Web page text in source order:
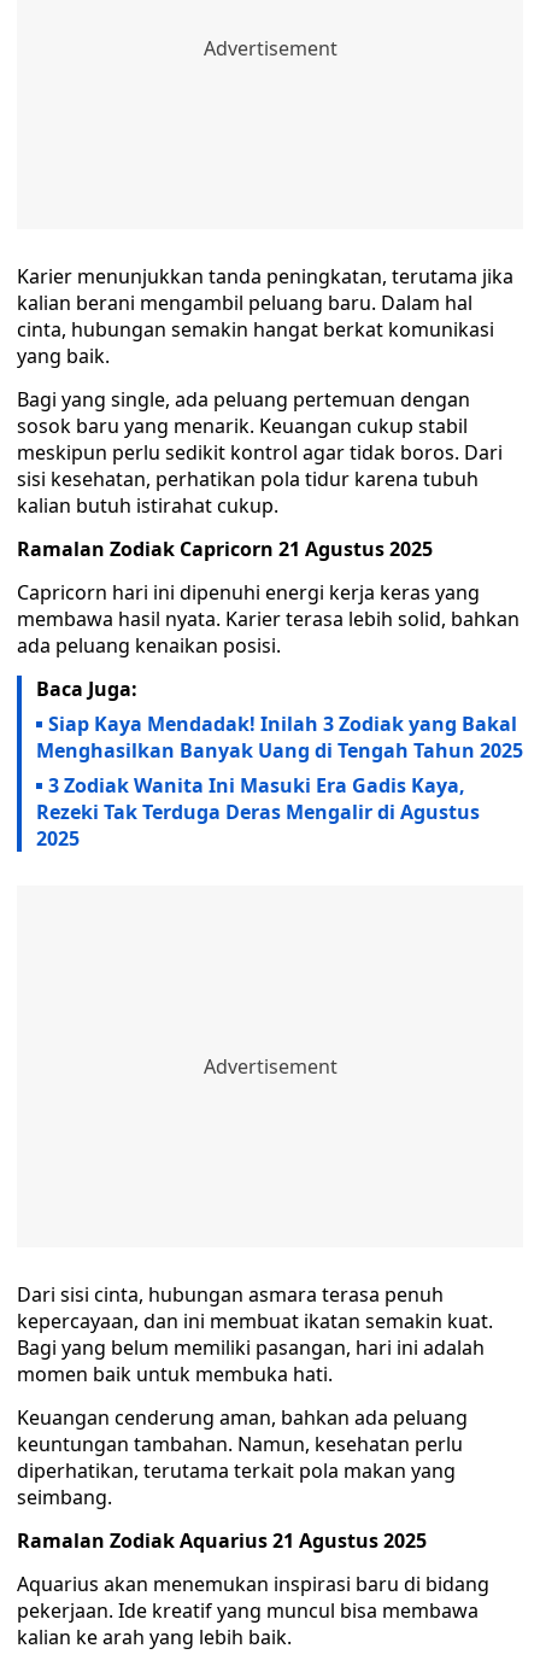
Karier menunjukkan tanda peningkatan, terutama jika
kalian berani mengambil peluang baru. Dalam hal
cinta, hubungan semakin hangat berkat komunikasi
yang baik.
Bagi yang single, ada peluang pertemuan dengan
sosok baru yang menarik. Keuangan cukup stabil
meskipun perlu sedikit kontrol agar tidak boros. Dari
sisi kesehatan, perhatikan pola tidur karena tubuh
kalian butuh istirahat cukup.
Ramalan Zodiak Capricorn 21 Agustus 2025
Capricorn hari ini dipenuhi energi kerja keras yang
membawa hasil nyata. Karier terasa lebih solid, bahkan
ada peluang kenaikan posisi.
Baca Juga:
Siap Kaya Mendadak! Inilah 3 Zodiak yang Bakal
Menghasilkan Banyak Uang di Tengah Tahun 2025
3 Zodiak Wanita Ini Masuki Era Gadis Kaya,
Rezeki Tak Terduga Deras Mengalir di Agustus
2025
Dari sisi cinta, hubungan asmara terasa penuh
kepercayaan, dan ini membuat ikatan semakin kuat.
Bagi yang belum memiliki pasangan, hari ini adalah
momen baik untuk membuka hati.
Keuangan cenderung aman, bahkan ada peluang
keuntungan tambahan. Namun, kesehatan perlu
diperhatikan, terutama terkait pola makan yang
seimbang.
Ramalan Zodiak Aquarius 21 Agustus 2025
Aquarius akan menemukan inspirasi baru di bidang
pekerjaan. Ide kreatif yang muncul bisa membawa
kalian ke arah yang lebih baik.